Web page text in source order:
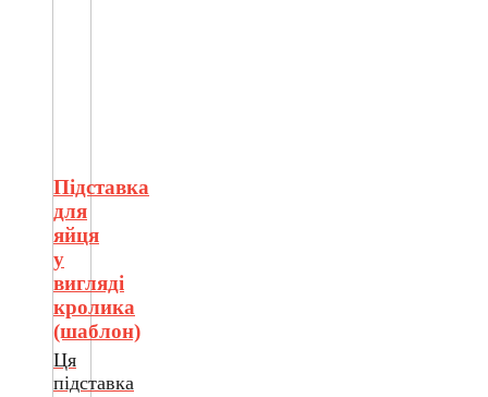
Підставка
для
яйця
у
вигляді
кролика
(шаблон)
Ця
підставка